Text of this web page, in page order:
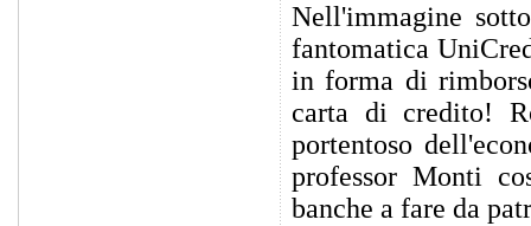
Nell'immagine
fantomatica
in forma di
carta di credito!
portentoso
professor Monti
banche a fare da